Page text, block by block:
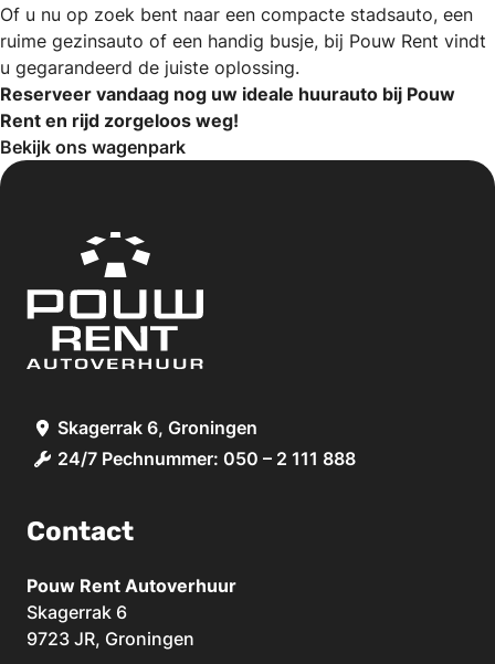
Of u nu op zoek bent naar een compacte stadsauto, een
ruime gezinsauto of een handig busje, bij Pouw Rent vindt
u gegarandeerd de juiste oplossing.
Reserveer vandaag nog uw ideale huurauto bij Pouw
Rent en rijd zorgeloos weg!
Bekijk ons wagenpark
Skagerrak 6, Groningen
24/7 Pechnummer: 050 – 2 111 888
Contact
Pouw Rent Autoverhuur
Skagerrak 6
9723 JR, Groningen